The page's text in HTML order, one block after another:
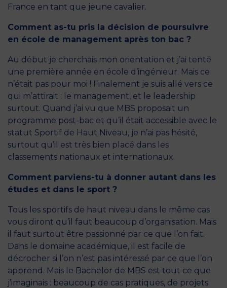
France en tant que jeune cavalier.
Comment as-tu pris la décision de poursuivre
en école de management après ton bac ?
Au début je cherchais mon orientation et j’ai tenté
une première année en école d’ingénieur. Mais ce
n’était pas pour moi ! Finalement je suis allé vers ce
qui m’attirait : le management, et le leadership
surtout. Quand j’ai vu que MBS proposait un
programme post-bac et qu’il était accessible avec le
statut Sportif de Haut Niveau, je n’ai pas hésité,
surtout qu’il est très bien placé dans les
classements nationaux et internationaux.
Comment parviens-tu à donner autant dans les
études et dans le sport ?
Tous les sportifs de haut niveau dans le même cas
vous diront qu’il faut beaucoup d’organisation. Mais
il faut surtout être passionné par ce que l’on fait.
Dans le domaine académique, il est facile de
décrocher si l’on n’est pas intéressé par ce que l’on
apprend. Mais le Bachelor de MBS est tout ce que
j’imaginais : beaucoup de cas pratiques, de projets